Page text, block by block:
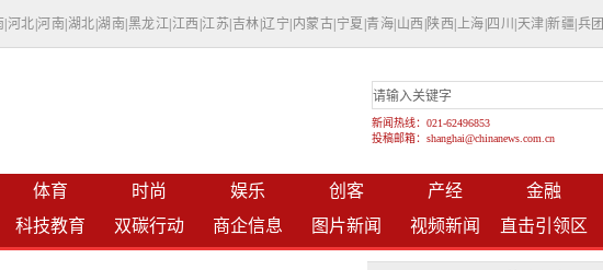
河北 |河南 湖北 |湖南 黑龙江 江西 江苏 吉林 |辽宁 内蒙古 宁夏 青海 山西 陕西 上海 四川 天津 |新疆 兵团
新闻热线：021-62496853
投稿邮箱：shanghai@chinanews.com.cn
体育 时尚 娱乐 创客 产经 金融
科技教育 双碳行动 商企信息 图片新闻 视频新闻 直击引领区